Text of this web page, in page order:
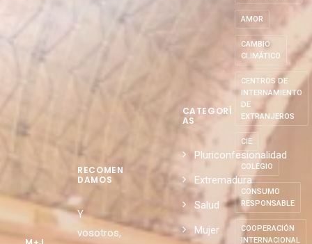
RECOMEN
DAMOS
Y
vosotros,
CATEGORÍ
AS
Pluriconfesionalidad
Extremadura
Salud
Mujer
AMOR
CAMBIO
CLIMÁTICO
CENTROS DE
INTERNAMIENTO
DE
EXTRANJEROS
CIE
COLEGIO
CONSUMO
RESPONSABLE
COOPERACIÓN
INTERNACIONAL